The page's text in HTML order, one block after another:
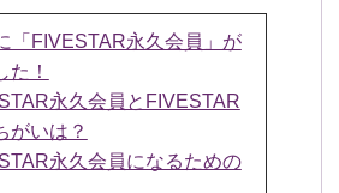
「FIVESTAR永久会員」が
た！
永久会員とFIVESTAR
がいは？
永久会員になるための